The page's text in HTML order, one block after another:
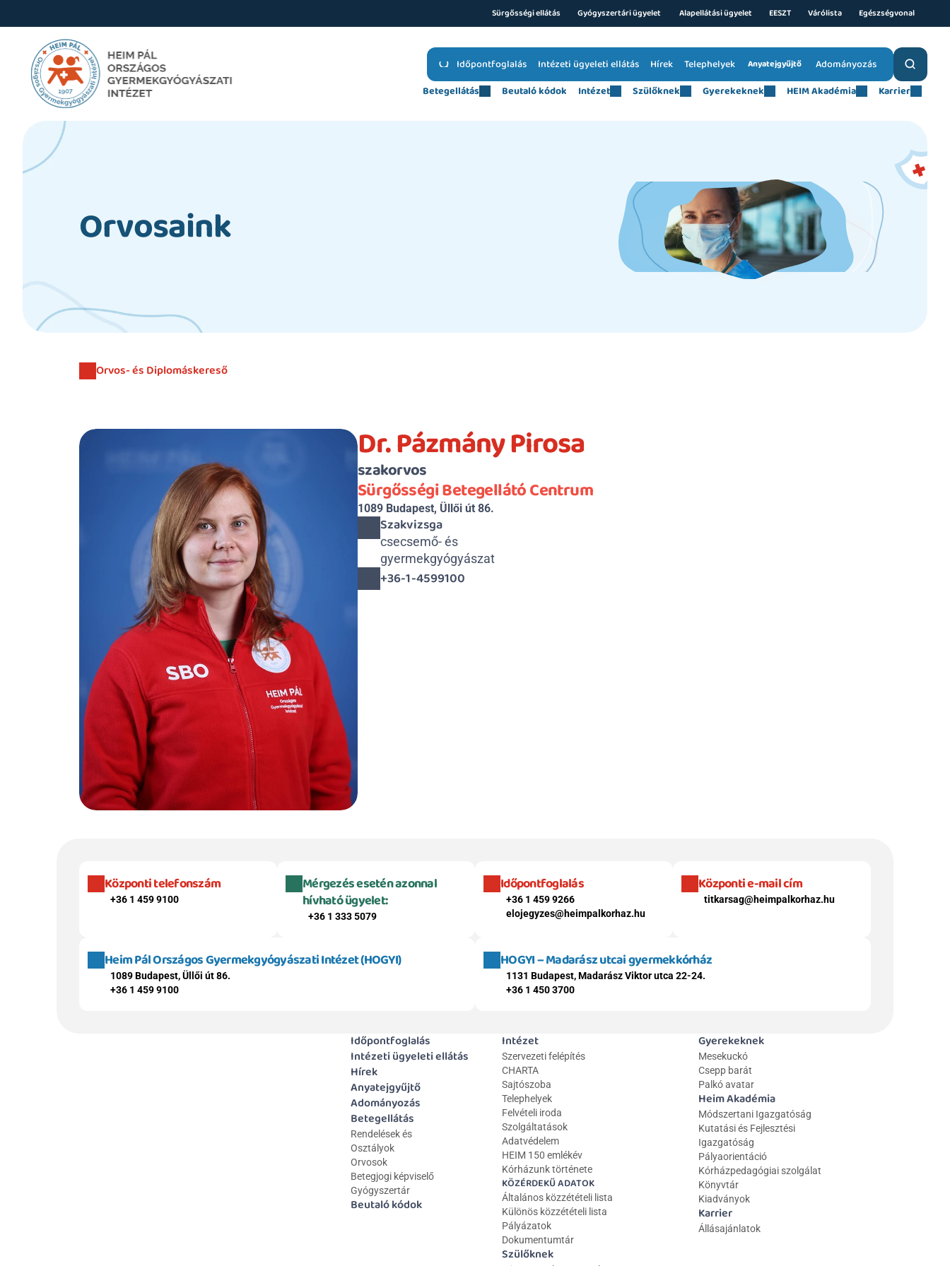
Sürgősségi ellátás Gyógyszertári ügyelet Alapellátási ügyelet EESZT Várólista Egészségvonal
Időpontfoglalás Intézeti ügyeleti ellátás Telephelyek Anyatejgyűjtő Adományozás
Hírek
Betegellátás
Beutaló kódok Intézet Szülőknek Gyerekeknek HEIM Akadémia Karrier
Orvosaink
Orvos- és Diplomáskereső
Dr. Pázmány Pirosa
szakorvos
Sürgősségi Betegellátó Centrum
1089 Budapest, Üllői út 86.
Szakvizsga
csecsemő- és
gyermekgyógyászat
+36-1-4599100
Központi telefonszám
+36 1 459 9100
Mérgezés esetén azonnal
hívható ügyelet:
+36 1 333 5079
Időpontfoglalás
+36 1 459 9266
elojegyzes@heimpalkorhaz.hu
Központi e-mail cím
titkarsag@heimpalkorhaz.hu
Heim Pál Országos Gyermekgyógyászati Intézet (HOGYI)
1089 Budapest, Üllői út 86.
+36 1 459 9100
HOGYI – Madarász utcai gyermekkórház
1131 Budapest, Madarász Viktor utca 22-24.
+36 1 450 3700
Időpontfoglalás
Intézeti ügyeleti ellátás
Hírek
Anyatejgyűjtő
Adományozás
Betegellátás
Rendelések és
Osztályok
Orvosok
Betegjogi képviselő
Gyógyszertár
Beutaló kódok
Intézet
Szervezeti felépítés
CHARTA
Sajtószoba
Telephelyek
Felvételi iroda
Szolgáltatások
Adatvédelem
HEIM 150 emlékév
Kórházunk története
KÖZÉRDEKŰ ADATOK
Általános közzétételi lista
Különös közzétételi lista
Pályázatok
Dokumentumtár
Szülőknek
Gyerekeknek
Mesekuckó
Csepp barát
Palkó avatar
Heim Akadémia
Módszertani Igazgatóság
Kutatási és Fejlesztési
Igazgatóság
Pályaorientáció
Kórházpedagógiai szolgálat
Könyvtár
Kiadványok
Karrier
Állásajánlatok